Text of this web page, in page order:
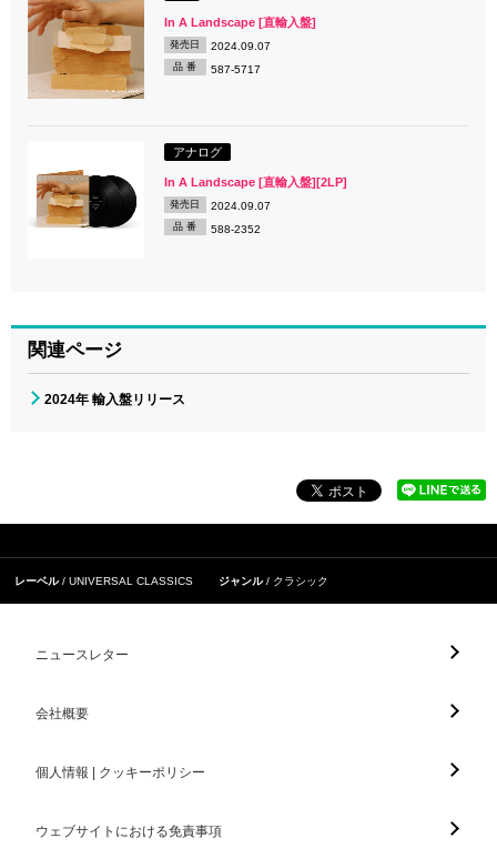
In A Landscape [直輸入盤]
発売日 2024.09.07
品 番 587-5717
アナログ
In A Landscape [直輸入盤][2LP]
発売日 2024.09.07
品 番 588-2352
関連ページ
2024年 輸入盤リリース
レーベル UNIVERSAL CLASSICS ジャンル クラシック
ニュースレター
会社概要
個人情報 | クッキーポリシー
ウェブサイトにおける免責事項